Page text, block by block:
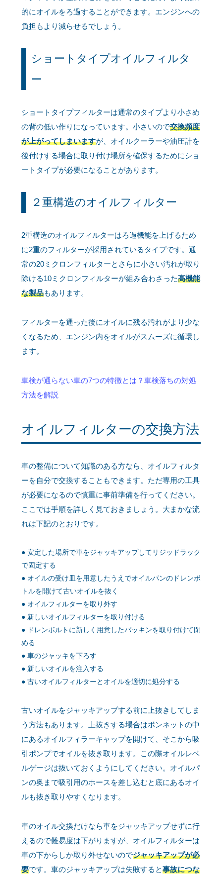
的にオイルをろ過することができます。エンジンへの
負担もより減らせるでしょう。
ショートタイプオイルフィルタ
ー
ショートタイプフィルターは通常のタイプより小さめ
の背の低い作りになっています。小さいので交換頻度
が上がってしまいますが、オイルクーラーや油圧計を
後付けする場合に取り付け場所を確保するためにショ
ートタイプが必要になることがあります。
２重構造のオイルフィルター
2重構造のオイルフィルターはろ過機能を上げるため
に2重のフィルターが採用されているタイプです。通
常の20ミクロンフィルターとさらに小さい汚れが取り
除ける10ミクロンフィルターが組み合わさった高機能
な製品もあります。
フィルターを通った後にオイルに残る汚れがより少な
くなるため、エンジン内をオイルがスムーズに循環し
ます。
車検が通らない車の7つの特徴とは？車検落ちの対処
方法を解説
オイルフィルターの交換方法
車の整備について知識のある方なら、オイルフィルタ
ーを自分で交換することもできます。ただ専用の工具
が必要になるので慎重に事前準備を行ってください。
ここでは手順を詳しく見ておきましょう。大まかな流
れは下記のとおりです。
安定した場所で車をジャッキアップしてリジッドラック
で固定する
オイルの受け皿を用意したうえでオイルパンのドレンボ
トルを開けて古いオイルを抜く
オイルフィルターを取り外す
新しいオイルフィルターを取り付ける
ドレンボルトに新しく用意したパッキンを取り付けて閉
める
車のジャッキを下ろす
新しいオイルを注入する
古いオイルフィルターとオイルを適切に処分する
古いオイルをジャッキアップする前に上抜きしてしま
う方法もあります。上抜きする場合はボンネットの中
にあるオイルフィラーキャップを開けて、そこから吸
引ポンプでオイルを抜き取ります。この際オイルレベ
ルゲージは抜いておくようにしてください。オイルパ
ンの奥まで吸引用のホースを差し込むと底にあるオイ
ルも抜き取りやすくなります。
車のオイル交換だけなら車をジャッキアップせずに行
えるので難易度は下がりますが、オイルフィルターは
車の下からしか取り外せないのでジャッキアップが必
要です。車のジャッキアップは失敗すると事故につな